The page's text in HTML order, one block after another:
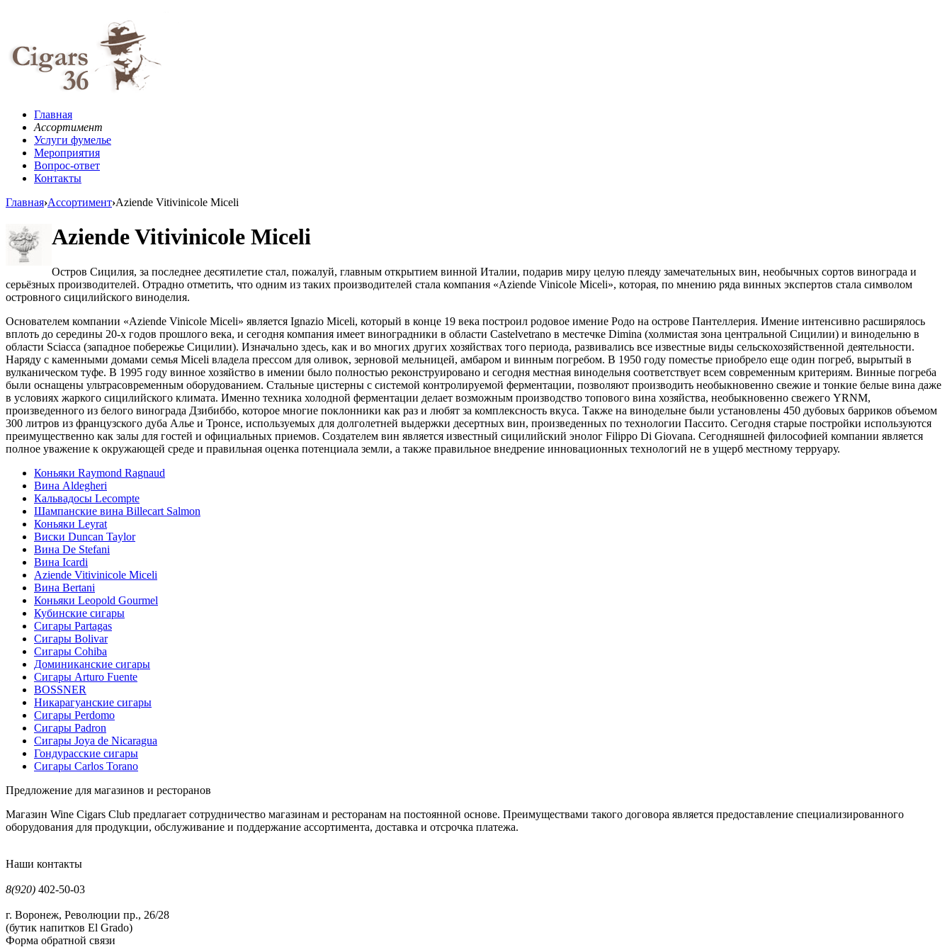
Главная
Ассортимент
Услуги фумелье
Мероприятия
Вопрос-ответ
Контакты
Главная›Ассортимент›Aziende Vitivinicole Miceli
Aziende Vitivinicole Miceli
Остров Сицилия, за последнее десятилетие стал, пожалуй, главным открытием винной Италии, подарив миру целую плеяду замечательных вин, необычных сортов винограда и
серьёзных производителей. Отрадно отметить, что одним из таких производителей стала компания «Aziende Vinicole Miceli», которая, по мнению ряда винных экспертов стала символом
островного сицилийского виноделия.
Основателем компании «Aziende Vinicole Miceli» является Ignazio Miceli, который в конце 19 века построил родовое имение Родо на острове Пантеллерия. Имение интенсивно расширялось
вплоть до середины 20-х годов прошлого века, и сегодня компания имеет виноградники в области Castelvetrano в местечке Dimina (холмистая зона центральной Сицилии) и винодельню в
области Sciacca (западное побережье Сицилии). Изначально здесь, как и во многих других хозяйствах того периода, развивались все известные виды сельскохозяйственной деятельности.
Наряду с каменными домами семья Miceli владела прессом для оливок, зерновой мельницей, амбаром и винным погребом. В 1950 году поместье приобрело еще один погреб, вырытый в
вулканическом туфе. В 1995 году винное хозяйство в имении было полностью реконструировано и сегодня местная винодельня соответствует всем современным критериям. Винные погреба
были оснащены ультрасовременным оборудованием. Стальные цистерны с системой контролируемой ферментации, позволяют производить необыкновенно свежие и тонкие белые вина даже
в условиях жаркого сицилийского климата. Именно техника холодной ферментации делает возможным производство топового вина хозяйства, необыкновенно свежего YRNM,
произведенного из белого винограда Дзибиббо, которое многие поклонники как раз и любят за комплексность вкуса. Также на винодельне были установлены 450 дубовых барриков объемом
300 литров из французского дуба Алье и Тронсе, используемых для долголетней выдержки десертных вин, произведенных по технологии Пассито. Сегодня старые постройки используются
преимущественно как залы для гостей и официальных приемов. Создателем вин является известный сицилийский энолог Filippo Di Giovana. Сегодняшней философией компании является
полное уважение к окружающей среде и правильная оценка потенциала земли, а также правильное внедрение инновационных технологий не в ущерб местному терруару.
Коньяки Raymond Ragnaud
Вина Aldegheri
Кальвадосы Lecompte
Шампанские вина Billecart Salmon
Коньяки Leyrat
Виски Duncan Taylor
Вина De Stefani
Вина Icardi
Aziende Vitivinicole Miceli
Вина Bertani
Коньяки Leopold Gourmel
Кубинские сигары
Сигары Partagas
Сигары Bolivar
Сигары Cohiba
Доминиканские сигары
Сигары Arturo Fuente
BOSSNER
Никарагуанские сигары
Сигары Perdomo
Сигары Padron
Сигары Joya de Nicaragua
Гондурасские сигары
Сигары Carlos Torano
Предложение для магазинов и ресторанов
Магазин Wine Cigars Club предлагает сотрудничество магазинам и ресторанам на постоянной основе. Преимуществами такого договора является предоставление специализированного
оборудования для продукции, обслуживание и поддержание ассортимента, доставка и отсрочка платежа.
Наши контакты
8(920) 402-50-03
г. Воронеж, Революции пр., 26/28
(бутик напитков El Grado)
Форма обратной связи